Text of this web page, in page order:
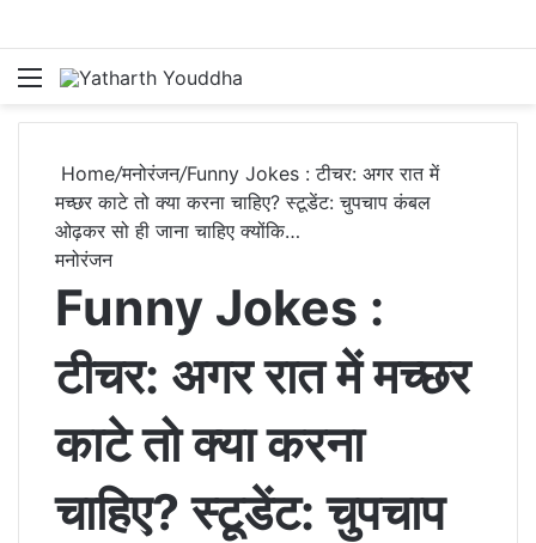
Menu
Home/मनोरंजन/Funny Jokes : टीचर: अगर रात में
मच्‍छर काटे तो क्‍या करना चाहिए? स्‍टूडेंट: चुपचाप कंबल
ओढ़कर सो ही जाना चाहिए क्‍योंकि…
मनोरंजन
Funny Jokes :
टीचर: अगर रात में मच्‍छर
काटे तो क्‍या करना
चाहिए? स्‍टूडेंट: चुपचाप